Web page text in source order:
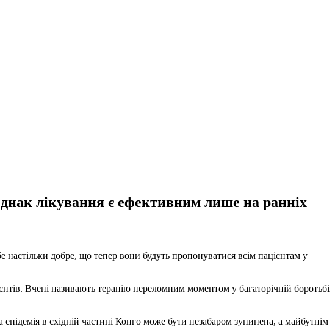
лікування є ефективним лише на ранніх
добре, що тепер вони будуть пропонуватися всім пацієнтам у
Вчені називають терапію переломним моментом у багаторічній боротьбі
в східній частині Конго може бути незабаром зупинена, а майбутнім